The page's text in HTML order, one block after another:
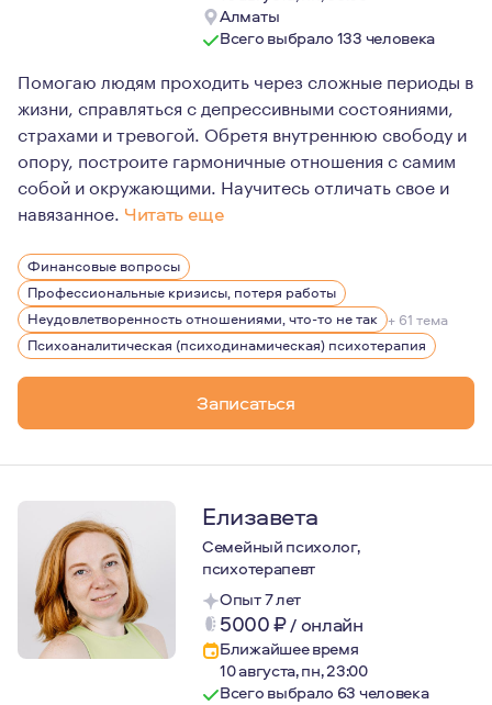
Алматы
Всего выбрало 133 человека
Помогаю людям проходить через сложные периоды в
жизни, справляться с депрессивными состояниями,
страхами и тревогой. Обретя внутреннюю свободу и
опору, построите гармоничные отношения с самим
собой и окружающими. Научитесь отличать свое и
навязанное. Читать еще
Член Международной ассоциации терапии,
Член Русскоязычного общества терапии
Прохожу супервизию у О. Кернберга и Ф. Йоманса.
Член Национальной Ассоциации EMDR России.
Регулярно участвую в научных конференциях и
Регулярно посещаю супервизии и прохожу личную
Гарантирую конфиденциальность.
Чту этический кодекс.
Не даю советов.
Люблю психологию всей душой.
Нет лучшего времени, чем сейчас.
Финансовые вопросы
Профессиональные кризисы, потеря работы
Неудовлетворенность отношениями, что-то не так + 61 тема
Психоаналитическая (психодинамическая) психотерапия
Записаться
Елизавета
Семейный психолог,
психотерапевт
Опыт 7 лет
5000₽/ онлайн
Ближайшее время
10 августа, пн, 23:00
Всего выбрало 63 человека